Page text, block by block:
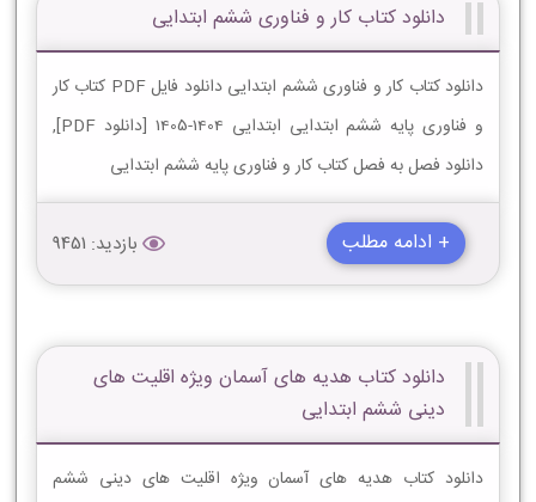
دانلود کتاب کار و فناوری ششم ابتدایی
دانلود کتاب کار و فناوری ششم ابتدایی دانلود فایل PDF کتاب کار
و فناوری پایه ششم ابتدایی ابتدایی 1404-1405 [دانلود PDF],
دانلود فصل به فصل کتاب کار و فناوری پایه ششم ابتدایی
+ ادامه مطلب بازدید: 9451
دانلود کتاب هدیه های آسمان ویژه اقلیت های
دینی ششم ابتدایی
دانلود کتاب هدیه های آسمان ویژه اقلیت های دینی ششم